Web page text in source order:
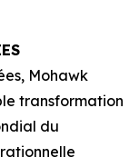
Mohawk
transformation
du